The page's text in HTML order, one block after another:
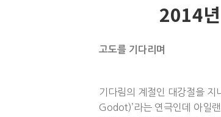
2014
고도를 기다리며
기다림의 계절인 대강절을
Godot)’라는 연극인데 아일